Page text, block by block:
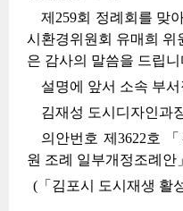
제259회 정례회를 맞
시환경위원회 유매희 위
은 감사의 말씀을 드립니
설명에 앞서 소속 부
김재성 도시디자인과
의안번호 제3622호
원 조례 일부개정조례안
(「김포시 도시재생 활